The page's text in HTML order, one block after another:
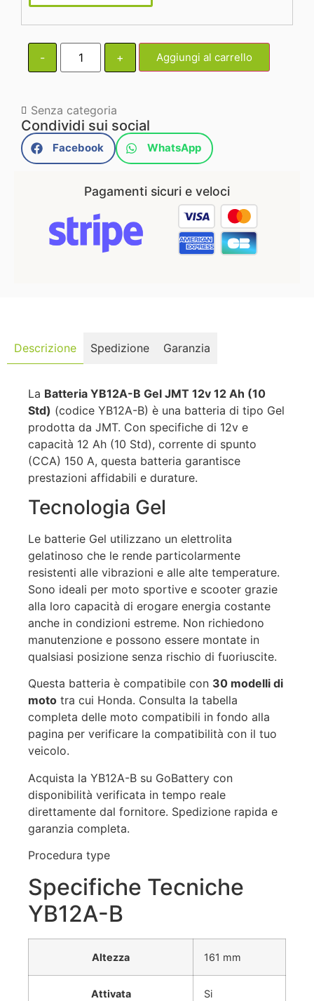
- + Aggiungi al carrello
Senza categoria
Condividi sui social
Facebook WhatsApp
Pagamenti sicuri e veloci
Descrizione Spedizione Garanzia
La Batteria YB12A-B Gel JMT 12v 12 Ah (10
Std) (codice YB12A-B) è una batteria di tipo Gel
prodotta da JMT. Con specifiche di 12v e
capacità 12 Ah (10 Std), corrente di spunto
(CCA) 150 A, questa batteria garantisce
prestazioni affidabili e durature.
Tecnologia Gel
Le batterie Gel utilizzano un elettrolita
gelatinoso che le rende particolarmente
resistenti alle vibrazioni e alle alte temperature.
Sono ideali per moto sportive e scooter grazie
alla loro capacità di erogare energia costante
anche in condizioni estreme. Non richiedono
manutenzione e possono essere montate in
qualsiasi posizione senza rischio di fuoriuscite.
Questa batteria è compatibile con 30 modelli di
moto tra cui Honda. Consulta la tabella
completa delle moto compatibili in fondo alla
pagina per verificare la compatibilità con il tuo
veicolo.
Acquista la YB12A-B su GoBattery con
disponibilità verificata in tempo reale
direttamente dal fornitore. Spedizione rapida e
garanzia completa.
Procedura type
Specifiche Tecniche
YB12A-B
Altezza 161 mm
Attivata Si